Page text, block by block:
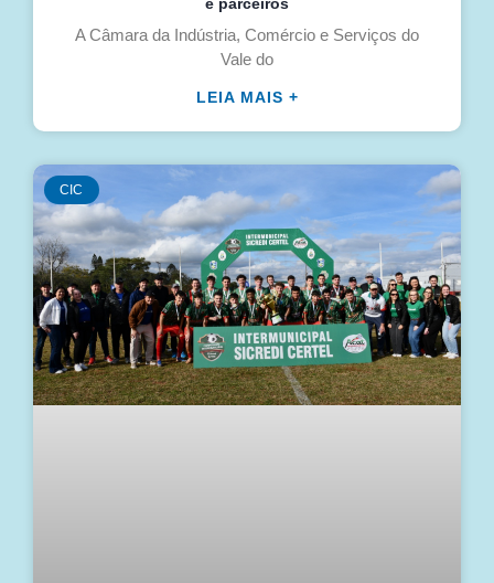
e parceiros
A Câmara da Indústria, Comércio e Serviços do
Vale do
LEIA MAIS +
CIC